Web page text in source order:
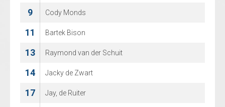
9 Cody Monds
11 Bartek Bison
13 Raymond van der Schuit
14 Jacky de Zwart
17 Jay, de Ruiter
5 Ward Peeters
14 Roope Juhani Niskanen
16 Arthur Van Mele
17 Noah Vranken
18 Olegs Sislannikovs